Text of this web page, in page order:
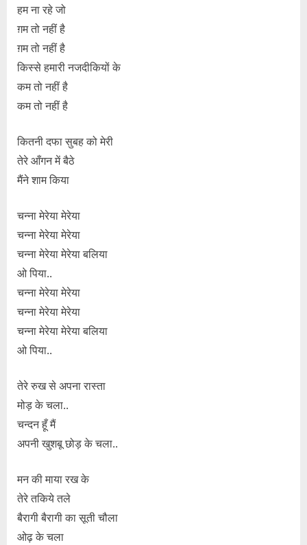
हम ना रहे जो
ग़म तो नहीं है
ग़म तो नहीं है
किस्से हमारी नजदीकियों के
कम तो नहीं है
कम तो नहीं है
कितनी दफा सुबह को मेरी
तेरे आँगन में बैठे
मैंने शाम किया
चन्ना मेरेया मेरेया
चन्ना मेरेया मेरेया
चन्ना मेरेया मेरेया बलिया
ओ पिया..
चन्ना मेरेया मेरेया
चन्ना मेरेया मेरेया
चन्ना मेरेया मेरेया बलिया
ओ पिया..
तेरे रुख से अपना रास्ता
मोड़ के चला..
चन्दन हूँ मैं
अपनी खुशबू छोड़ के चला..
मन की माया रख के
तेरे तकिये तले
बैरागी बैरागी का सूती चौला
ओढ़ के चला